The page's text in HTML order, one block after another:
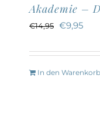
Akademie –
€14,95
war:
€14,95
€9,95
ist:
In den Warenkorb